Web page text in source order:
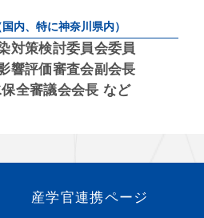
内、特に神奈川県内）
対策検討委員会委員
響評価審査会副会長
全審議会会長 など
産学官連携ページ